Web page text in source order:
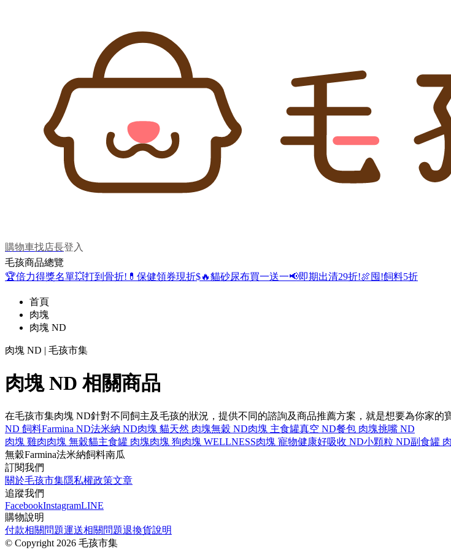
購物車找店長登入
毛孩商品總覽
🏆倍力得獎名單💥打到骨折! 💊保健領券現折$🔥貓砂尿布買一送一📢即期出清29折!🍖囤!飼料5折
首頁
肉塊
肉塊 ND
肉塊 ND | 毛孩市集
肉塊 ND 相關商品
在毛孩市集肉塊 ND針對不同飼主及毛孩的狀況，提供不同的諮詢及商品推薦方案，就是想要為你家的
ND 飼料Farmina ND法米納 ND肉塊 貓天然 肉塊無穀 ND肉塊 主食罐真空 ND餐包 肉塊挑嘴 ND
肉塊 雞肉肉塊 無穀貓主食罐 肉塊肉塊 狗肉塊 WELLNESS肉塊 寵物健康好吸收 ND小顆粒 ND副食罐
無穀Farmina法米納飼料南瓜
訂閱我們
關於毛孩市集隱私權政策文章
追蹤我們
FacebookInstagramLINE
購物說明
付款相關問題運送相關問題退換貨說明
© Copyright 2026 毛孩市集